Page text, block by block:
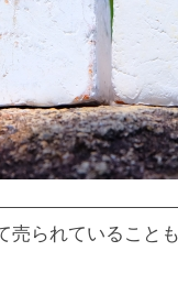
られていること